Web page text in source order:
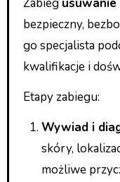
Zabieg
bezpieczny,
go specjalista
kwalifikacje i
Etapy zabiegu:
Wywiad i
skóry,
możliwe